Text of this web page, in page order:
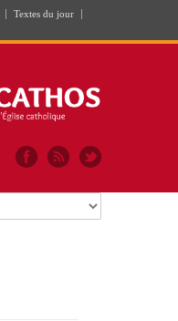
Textes du jour